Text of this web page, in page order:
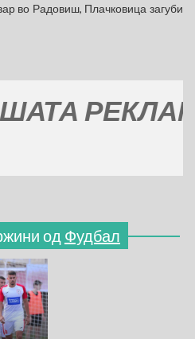
во Радовиш, Плачковица загуби
РЕКЛАМА
од Фудбал